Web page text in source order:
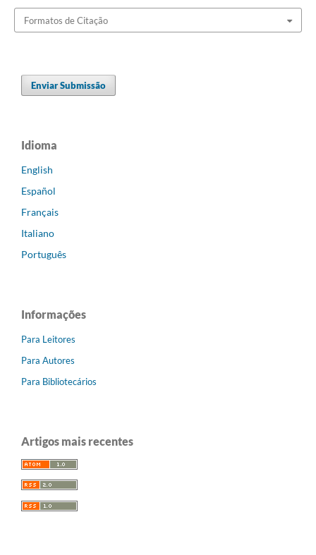
Formatos de Citação
Enviar Submissão
Idioma
English
Español
Français
Italiano
Português
Informações
Para Leitores
Para Autores
Para Bibliotecários
Artigos mais recentes